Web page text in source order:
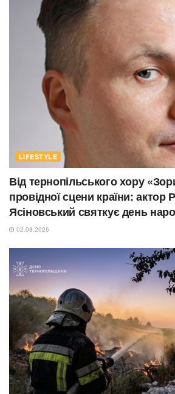
LIFESTYLE
Від тернопільського хору
провідної сцени країни: актор
Ясіновський святкує день
02.08.2026